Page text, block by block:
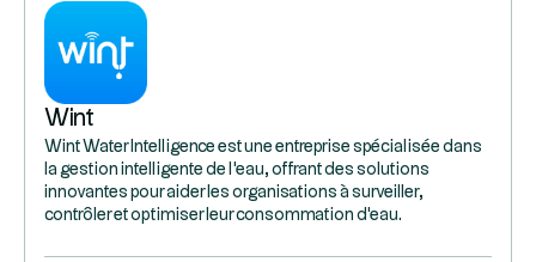
Wint
Wint Water Intelligence est une entreprise spécialisée dans
la gestion intelligente de l'eau, offrant des solutions
innovantes pour aider les organisations à surveiller,
contrôler et optimiser leur consommation d'eau.